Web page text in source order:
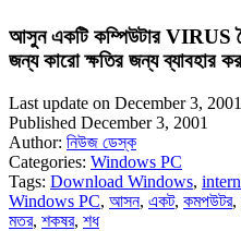
আসুন একটি কম্পিউটার VIRUS
জন্য কারো ক্ষতির জন্য ব্যাবহার
Last update on December 3, 2001
Published December 3, 2001
Author: নিউজ ডেস্ক
Categories: Windows PC
Tags: Download Windows,
Windows PC, আসন, একট, কমপউটর,
মতর, শকষর, শধ